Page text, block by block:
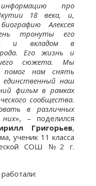
про
18 века, и,
Алексея
тронуты его
и вкладом в
Его жизнь и
сюжета. Мы
помог нам снять
наш
фильм в рамках
сообщества.
в различных
», – поделился
Григорьев,
ученик 11 класса
СОШ №2 г.